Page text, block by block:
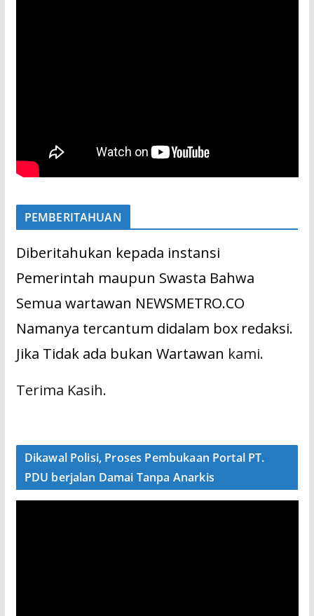
PEMBERITAHUAN
Diberitahukan kepada instansi
Pemerintah maupun Swasta Bahwa
Semua wartawan NEWSMETRO.CO
Namanya tercantum didalam box redaksi.
Jika Tidak ada bukan Wartawan kami.
Terima Kasih.
Dikawal Polisi, Proses Pembukaan Portal PT.
PDU berjalan Damai Tanpa Anarkis